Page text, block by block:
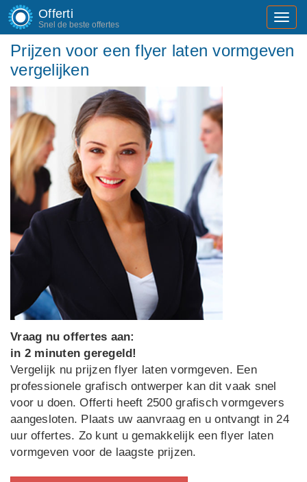
Offerti
Snel de beste offertes
Prijzen voor een flyer laten vormgeven
vergelijken
Vraag nu offertes aan:
in 2 minuten geregeld!
Vergelijk nu prijzen flyer laten vormgeven. Een
professionele grafisch ontwerper kan dit vaak snel
voor u doen. Offerti heeft 2500 grafisch vormgevers
aangesloten. Plaats uw aanvraag en u ontvangt in 24
uur offertes. Zo kunt u gemakkelijk een flyer laten
vormgeven voor de laagste prijzen.